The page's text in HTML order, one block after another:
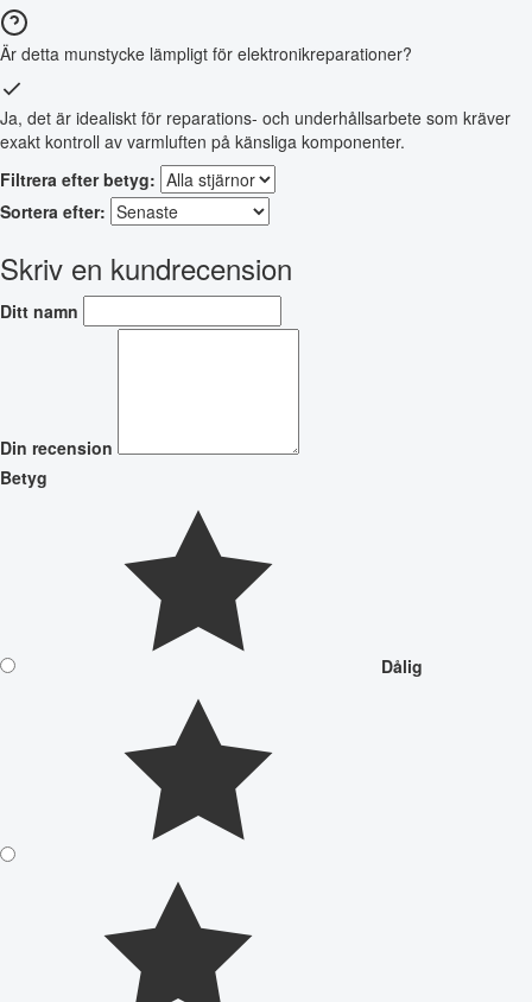
Är detta munstycke lämpligt för elektronikreparationer?
Ja, det är idealiskt för reparations- och underhållsarbete som kräver
exakt kontroll av varmluften på känsliga komponenter.
Filtrera efter betyg:
Sortera efter:
Skriv en kundrecension
Ditt namn
Din recension
Betyg
Dålig